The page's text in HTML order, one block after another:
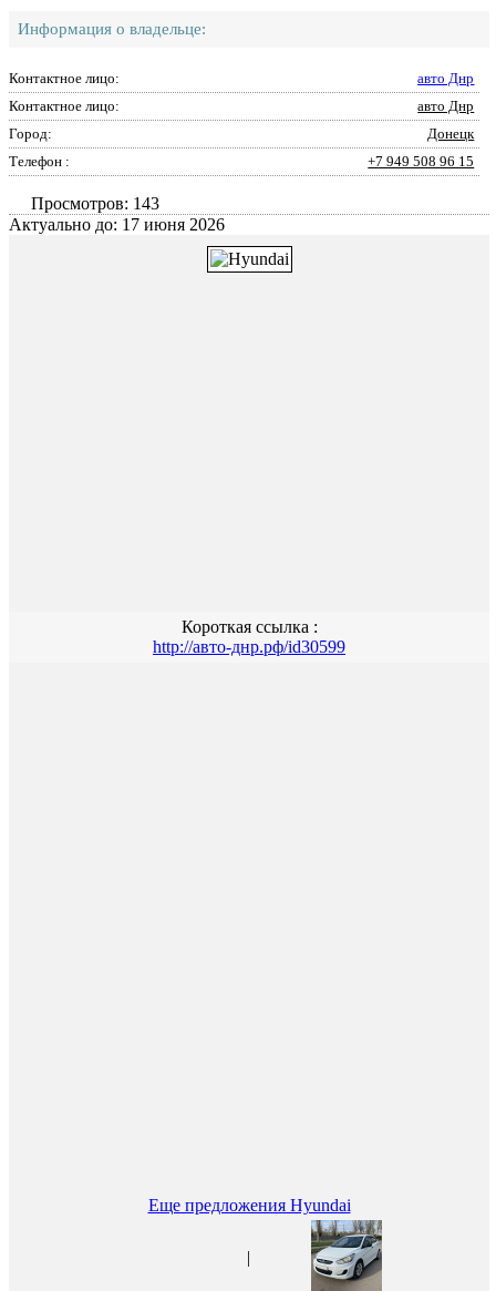
Информация о владельце:
Контактное лицо:
авто Днр
Контактное лицо:
авто Днр
Город:
Донецк
Телефон :
+7 949 508 96 15
Просмотров: 143
Актуально до: 17 июня 2026
Короткая ссылка :
http://авто-днр.рф/id30599
Еще предложения Hyundai
|